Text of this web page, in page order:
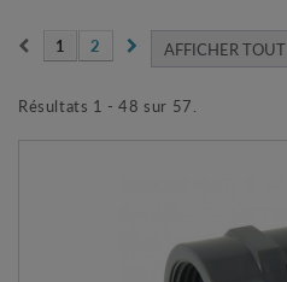
AFFICHER TOUT
1 2
Résultats 1 - 48 sur 57.